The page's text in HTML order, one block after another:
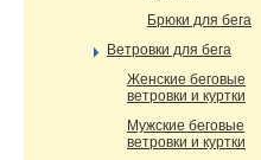
Брюки для бега
Ветровки для бега
Женские беговые
ветровки и куртки
Мужские беговые
ветровки и куртки